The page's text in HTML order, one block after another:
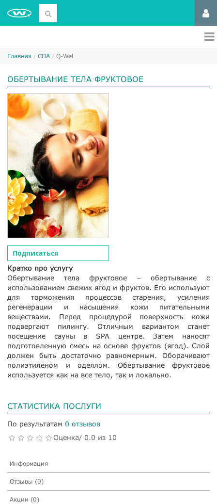
Главная СПА Q-Wel
ОБЕРТЫВАНИЕ ТЕЛА ФРУКТОВОЕ
Подписаться
Кратко про услугу
Обертывание тела фруктовое – обертывание с
использованием свежих ягод и фруктов. Его используют
для торможения процессов старения, усиления
регенерации и насыщения кожи питательными
веществами. Перед процедурой поверхность кожи
подвергают пилингу. Отличным вариантом станет
посещение сауны в SPA центре. Затем наносят
подготовленную смесь на основе фруктов (ягод). Слой
должен быть достаточно равномерным. Оборачивают
полиэтиленом и одеялом. Обертывание фруктовое
используется как на все тело, так и локально.
СТАТИСТИКА ПОСЛУГИ
По результатам 0 отзывов
Оценка/ 0.0 из 10
Информация
Отзывы (0)
Акции (0)